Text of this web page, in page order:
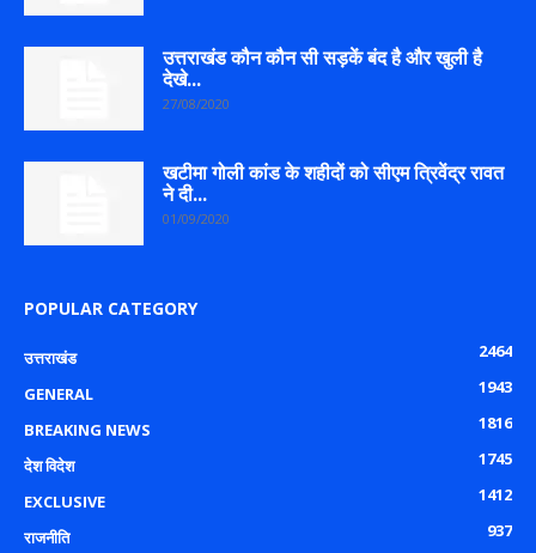
उत्तराखंड कौन कौन सी सड़कें बंद है और खुली है
देखे...
27/08/2020
खटीमा गोली कांड के शहीदों को सीएम त्रिवेंद्र रावत
ने दी...
01/09/2020
POPULAR CATEGORY
उत्तराखंड
2464
GENERAL
1943
BREAKING NEWS
1816
देश विदेश
1745
EXCLUSIVE
1412
राजनीति
937